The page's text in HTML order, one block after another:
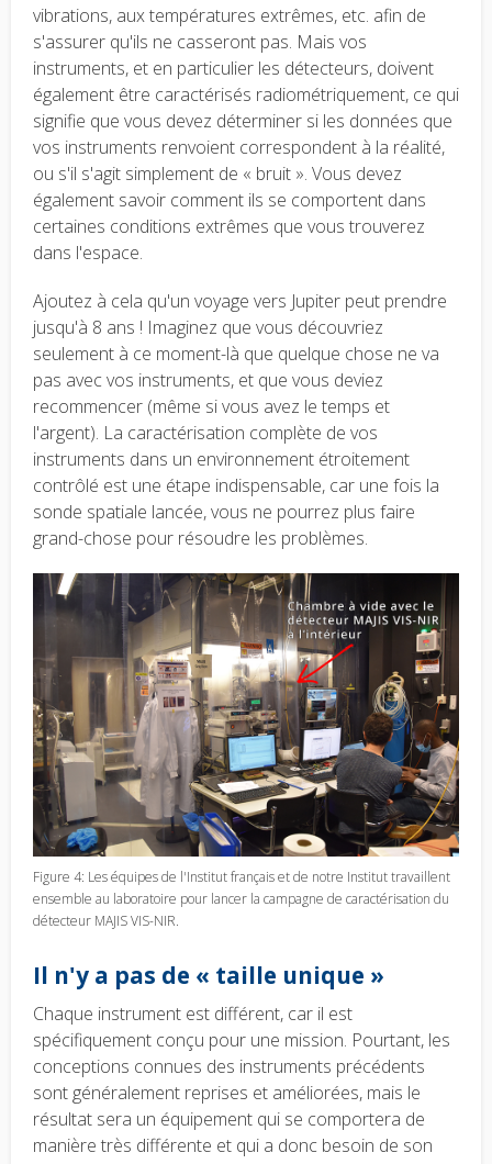
vibrations, aux températures extrêmes, etc. afin de
s'assurer qu'ils ne casseront pas. Mais vos
instruments, et en particulier les détecteurs, doivent
également être caractérisés radiométriquement, ce qui
signifie que vous devez déterminer si les données que
vos instruments renvoient correspondent à la réalité,
ou s'il s'agit simplement de « bruit ». Vous devez
également savoir comment ils se comportent dans
certaines conditions extrêmes que vous trouverez
dans l'espace.
Ajoutez à cela qu'un voyage vers Jupiter peut prendre
jusqu'à 8 ans ! Imaginez que vous découvriez
seulement à ce moment-là que quelque chose ne va
pas avec vos instruments, et que vous deviez
recommencer (même si vous avez le temps et
l'argent). La caractérisation complète de vos
instruments dans un environnement étroitement
contrôlé est une étape indispensable, car une fois la
sonde spatiale lancée, vous ne pourrez plus faire
grand-chose pour résoudre les problèmes.
Figure 4: Les équipes de l'Institut français et de notre Institut travaillent
ensemble au laboratoire pour lancer la campagne de caractérisation du
détecteur MAJIS VIS-NIR.
Il n'y a pas de « taille unique »
Chaque instrument est différent, car il est
spécifiquement conçu pour une mission. Pourtant, les
conceptions connues des instruments précédents
sont généralement reprises et améliorées, mais le
résultat sera un équipement qui se comportera de
manière très différente et qui a donc besoin de son